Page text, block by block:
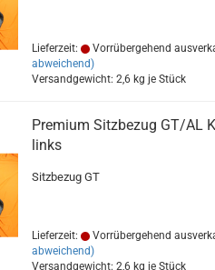
Lieferzeit: Vorrübergehend
abweichend)
Versandgewicht: 2,6 kg je Stück
Premium Sitzbezug GT/AL
links
Sitzbezug GT
Lieferzeit: Vorrübergehend
abweichend)
Versandgewicht: 2,6 kg je Stück